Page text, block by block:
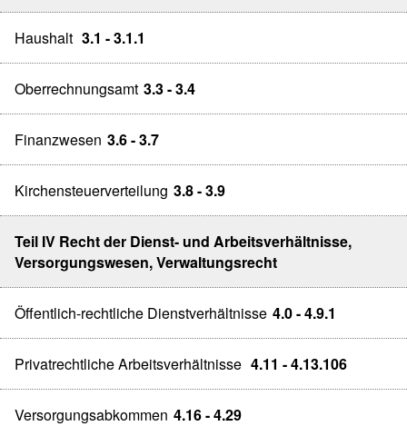
Haushalt 3.1 - 3.1.1
Oberrechnungsamt 3.3 - 3.4
Finanzwesen 3.6 - 3.7
Kirchensteuerverteilung 3.8 - 3.9
Teil IV Recht der Dienst- und Arbeitsverhältnisse,
Versorgungswesen, Verwaltungsrecht
Öffentlich-rechtliche Dienstverhältnisse 4.0 - 4.9.1
Privatrechtliche Arbeitsverhältnisse 4.11 - 4.13.106
Versorgungsabkommen 4.16 - 4.29